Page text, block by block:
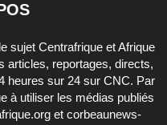
sujet Centrafrique et Afrique
articles, reportages, directs,
heures sur 24 sur CNC. Par
à utiliser les médias publiés
et corbeaunews-